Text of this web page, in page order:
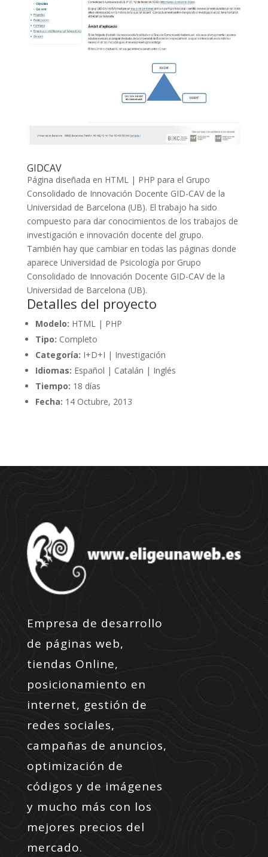
GIDCAV
Página diseñada en HTML | PHP para el Grupo
Consolidado de Innovación Docente GID-CAV de la
Universidad de Barcelona (UB). El trabajo ha sido
compuesto para dar conocimientos de los trabajos de
investigación e innovación docente del grupo.
También hay que cambiar en todas las páginas donde
aparece Universidad de Psicología por Grupo
Consolidado de Innovación Docente GID-CAV de la
Universidad de Barcelona (UB).
Detalles del proyecto
Modelo: HTML | PHP
Tipo: Completo
Categoría: I+D+I | Investigación
Idiomas: Español | Catalán | Inglés
Tiempo: 18 días
Fecha: 14 Octubre, 2013
Empresa de desarrollo
de páginas web,
tiendas Online,
posicionamiento en
internet, gestión de
redes sociales,
campañas de anuncios,
optimización de
códigos y de imágenes
y mucho más con los
mejores precios del
mercado.